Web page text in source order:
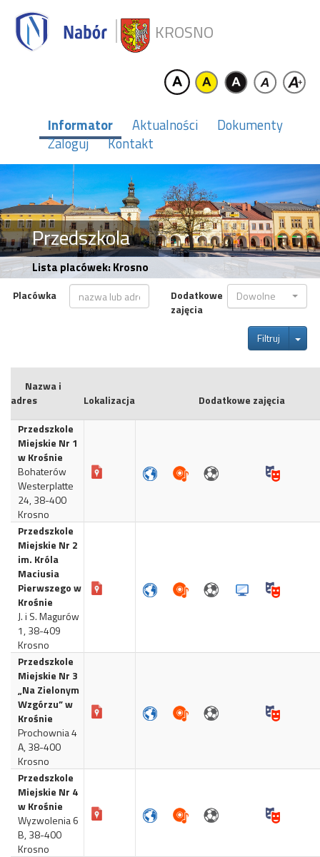
KROSNO
Informator Aktualności
Dokumenty
Zaloguj
Kontakt
Przedszkola
Lista placówek: Krosno
Placówka
Dodatkowe
zajęcia
Dowolne
Filtruj
Nazwa i
adres
Lokalizacja
Dodatkowe zajęcia
Przedszkole
Miejskie Nr 1
w Krośnie
Bohaterów
Westerplatte
24, 38-400
Krosno
Przedszkole
Miejskie Nr 2
im. Króla
Maciusia
Pierwszego w
Krośnie
J. i S. Magurów
1, 38-409
Krosno
Przedszkole
Miejskie Nr 3
„Na Zielonym
Wzgórzu” w
Krośnie
Prochownia 4
A, 38-400
Krosno
Przedszkole
Miejskie Nr 4
w Krośnie
Wyzwolenia 6
B, 38-400
Krosno